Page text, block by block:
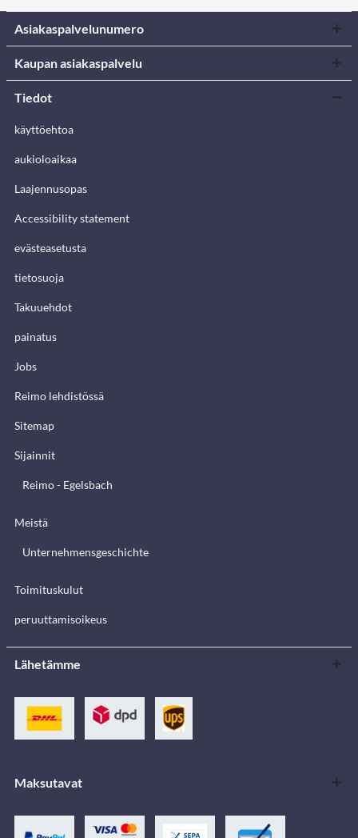
Asiakaspalvelunumero
Kaupan asiakaspalvelu
Tiedot
käyttöehtoa
aukioloaikaa
Laajennusopas
Accessibility statement
evästeasetusta
tietosuoja
Takuuehdot
painatus
Jobs
Reimo lehdistössä
Sitemap
Sijainnit
Reimo - Egelsbach
Meistä
Unternehmensgeschichte
Toimituskulut
peruuttamisoikeus
Lähetämme
Maksutavat